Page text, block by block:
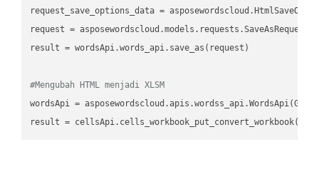
request_save_options_data =
request
result = wordsApi.words_api.save_as(request)
#Mengubah HTML menjadi XLSM
wordsApi =
result =